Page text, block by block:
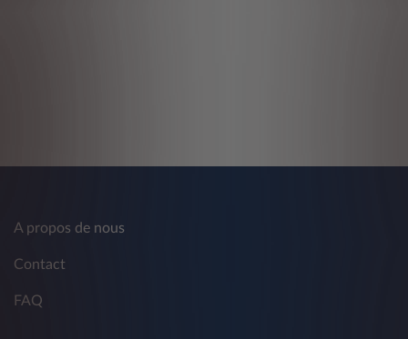
A propos de nous
Contact
FAQ